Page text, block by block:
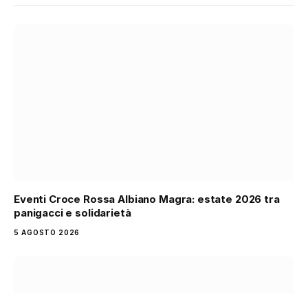
Eventi Croce Rossa Albiano Magra: estate 2026 tra
panigacci e solidarietà
5 AGOSTO 2026